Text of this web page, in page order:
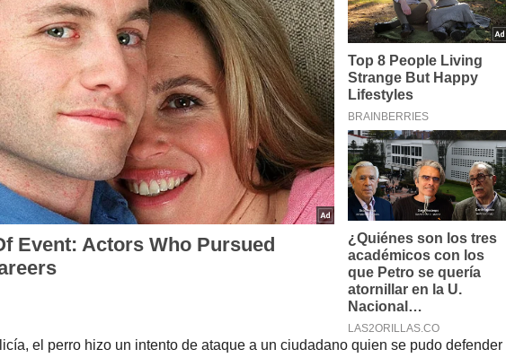
el perro hizo un intento de ataque a un ciudadano quien se pudo defender